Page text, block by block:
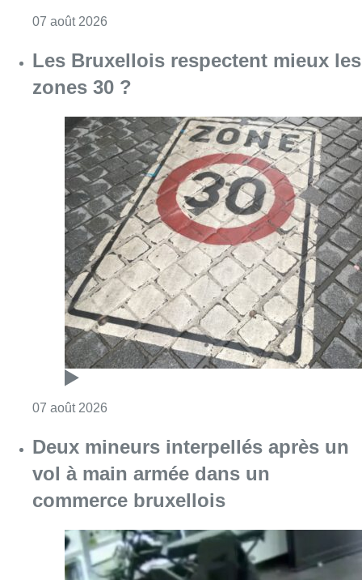
07 août 2026
Les Bruxellois respectent mieux les
zones 30 ?
07 août 2026
Deux mineurs interpellés après un
vol à main armée dans un
commerce bruxellois